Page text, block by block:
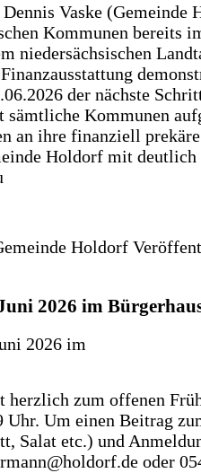
Vaske (Gemeinde
Kommunen bereits
niedersächsischen
der nächste
sämtliche Kommunen
an ihre finanziell
Holdorf mit deutlich
Holdorf
2026 im
herzlich zum offenen
Uhr. Um einen Beitrag
Salat etc.) und
oder